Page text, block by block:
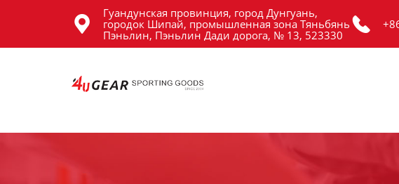

Гуандунская провинция, город Дунгуань,
городок Шипай, промышленная зона Тяньбянь
Пэньлин, Пэньлин Дади дорога, № 13, 523330
